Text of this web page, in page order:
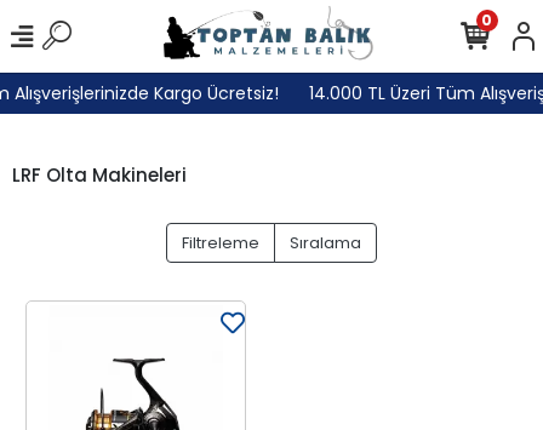
Alışverişlerinizde Kargo Ücretsiz! 14.000 TL Üzeri Tüm
0
LRF Olta Makineleri
Filtreleme Sıralama